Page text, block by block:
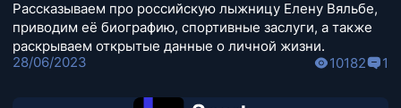
Рассказываем про российскую лыжницу Елену Вяльбе,
приводим её биографию, спортивные заслуги, а также
раскрываем открытые данные о личной жизни.
28/06/2023
10182 1